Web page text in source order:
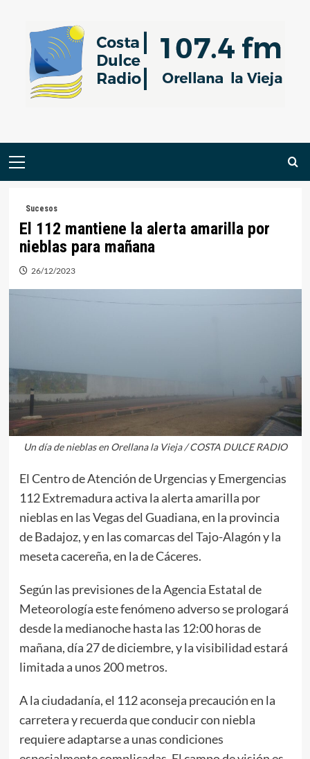
contenido
Menú
Sucesos
El 112 mantiene la alerta amarilla por
nieblas para mañana
26/12/2023
Un día de nieblas en Orellana la Vieja / COSTA DULCE RADIO
El Centro de Atención de Urgencias y Emergencias
112 Extremadura activa la alerta amarilla por
nieblas en las Vegas del Guadiana, en la provincia
de Badajoz, y en las comarcas del Tajo-Alagón y la
meseta cacereña, en la de Cáceres.
Según las previsiones de la Agencia Estatal de
Meteorología este fenómeno adverso se prologará
desde la medianoche hasta las 12:00 horas de
mañana, día 27 de diciembre, y la visibilidad estará
limitada a unos 200 metros.
A la ciudadanía, el 112 aconseja precaución en la
carretera y recuerda que conducir con niebla
requiere adaptarse a unas condiciones